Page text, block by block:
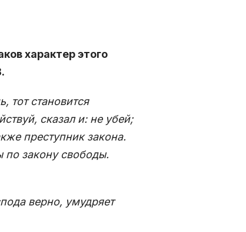
характер этого
тот становится
сказал и: не убей;
преступник закона.
по закону свободы.
верно, умудряет